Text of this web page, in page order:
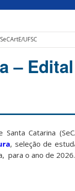
UFSC
– Edital
Catarina
, seleção de
para o ano de 2026.